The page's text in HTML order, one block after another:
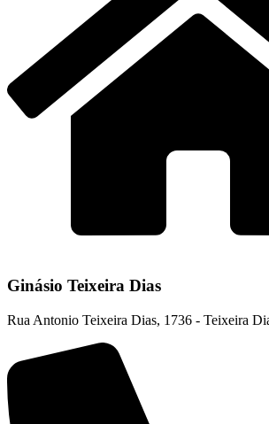
Ginásio Teixeira Dias
Rua Antonio Teixeira Dias, 1736 - Teixeira